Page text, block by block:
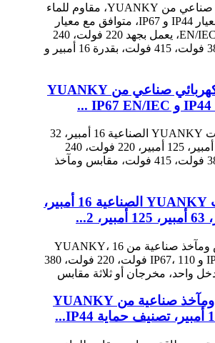
مقبس كهربائي صناعي من YUANKY
موصلات YUANKY الصناعية 16 أمبير،
مقابس ومآخذ صناعية من YUANKY